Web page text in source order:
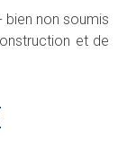
non soumis
et de